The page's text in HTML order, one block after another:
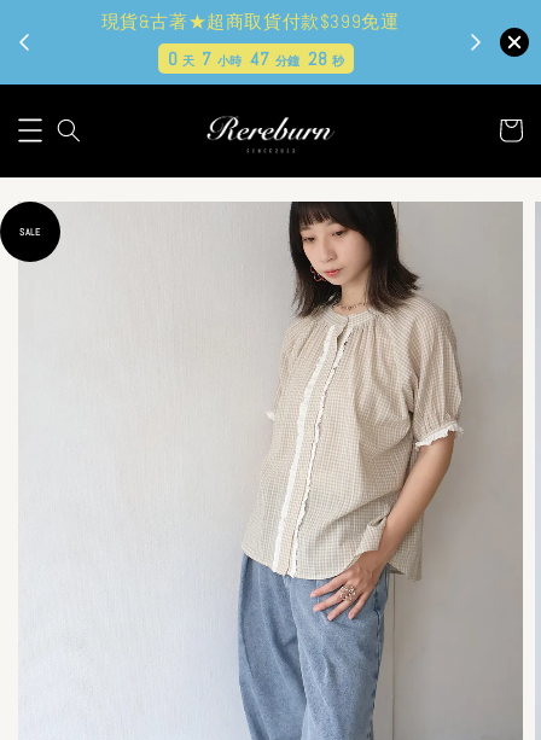
現貨&古著★超商取貨付款$399免運
0 天 7 小時 47 分鐘 26 秒
SALE